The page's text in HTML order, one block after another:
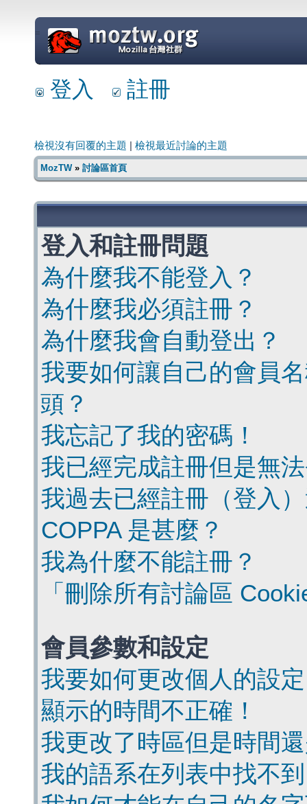
=
登入 註冊
檢視沒有回覆的主題 檢視最近討論的主題
MozTW» 討論區首頁
登入和註冊問題
為什麼我不能登入？
為什麼我必須註冊？
為什麼我會自動登出？
我要如何讓自己的會員
頭？
我忘記了我的密碼！
我已經完成註冊但是無
我過去已經註冊（登入
COPPA 是甚麼？
我為什麼不能註冊？
「刪除所有討論區
會員參數和設定
我要如何更改個人的設
顯示的時間不正確！
我更改了時區但是時間
我的語系在列表中找不